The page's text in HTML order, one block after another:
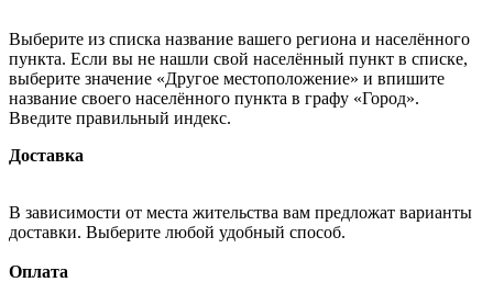
Выберите из списка название вашего региона и населённого
пункта. Если вы не нашли свой населённый пункт в списке,
выберите значение «Другое местоположение» и впишите
название своего населённого пункта в графу «Город».
Введите правильный индекс.
Доставка
В зависимости от места жительства вам предложат варианты
доставки. Выберите любой удобный способ.
Оплата